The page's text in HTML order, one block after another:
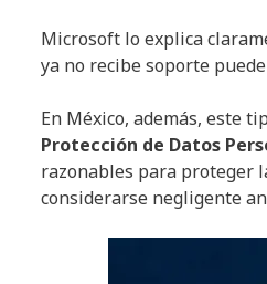
Microsoft lo explica
ya no recibe soporte
En México, además, este
Protección de Datos
razonables para proteger
considerarse negligente